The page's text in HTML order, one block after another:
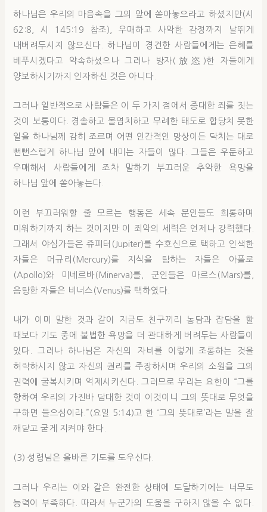
하나님은 우리의 마음속을 그의 앞에 쏟아놓으라고 하셨지만(시
62:8, 시 145:19 참조), 우매하고 사악한 감정까지 날뛰게
내버려두시지 않으신다. 하나님이 경건한 사람들에게는 은혜를
베푸시겠다고 약속하셨으나 그러나 방자(放恣)한 자들에게
양보하시기까지 인자하신 것은 아니다.
그러나 일반적으로 사람들은 이 두 가지 점에서 중대한 죄를 짓는
것이 보통이다. 경솔하고 몰염치하고 무례한 태도로 합당치 못한
일을 하나님께 감히 조르며 어떤 인간적인 망상이든 닥치는 대로
뻔뻔스럽게 하나님 앞에 내미는 자들이 많다. 그들은 우둔하고
우매해서 사람들에게 조차 말하기 부끄러운 추악한 욕망을
하나님 앞에 쏟아놓는다.
이런 부끄러워할 줄 모르는 행동은 세속 문인들도 희롱하며
미워하기까지 하는 것이지만 이 죄악의 세력은 언제나 강력했다.
그래서 야심가들은 쥬피터(Jupiter)를 수호신으로 택하고 인색한
자들은 머규리(Mercury)를 지식을 탐하는 자들은 아폴로
(Apollo)와 미네르바(Minerva)를, 군인들은 마르스(Mars)를,
음탕한 자들은 비너스(Venus)를 택하였다.
내가 이미 말한 것과 같이 지금도 친구끼리 농담과 잡담을 할
때보다 기도 중에 불법한 욕망을 더 관대하게 버려두는 사람들이
있다. 그러나 하나님은 자신의 자비를 이렇게 조롱하는 것을
허락하시지 않고 자신의 권리를 주장하시며 우리의 소원을 그의
권력에 굴복시키며 억제시키신다. 그러므로 우리는 요한이 “그를
향하여 우리의 가진바 담대한 것이 이것이니 그의 뜻대로 무엇을
구하면 들으심이라.”(요일 5:14)고 한 ‘그의 뜻대로’라는 말을 잘
깨닫고 굳게 지켜야 한다.
(3) 성령님은 올바른 기도를 도우신다.
그러나 우리는 이와 같은 완전한 상태에 도달하기에는 너무도
능력이 부족하다. 따라서 누군가의 도움을 구하지 않을 수 없다.